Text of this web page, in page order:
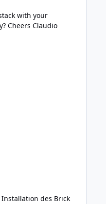
Ethernet POE Extension and adding a Step-Down Power Supply to the bottom of the stack, I get stable 5V output voltage of the Step-Down Power Supply? Cheers Claudio